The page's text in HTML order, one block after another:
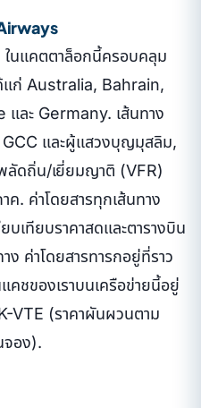
นแคตตาล็อกนี้ครอบคลุม
แก่ Australia, Bahrain,
ละ Germany. เส้นทาง
และผู้แสวงบุญมุสลิม,
ลัดถิ่น/เยี่ยมญาติ (VFR)
ค. ค่าโดยสารทุกเส้นทาง
บเทียบราคาสดและตารางบิน
ง ค่าโดยสารทารกอยู่ที่ราว
คชของเราบนเครือข่ายนี้อยู่
VTE (ราคาผันผวนตาม
จอง).